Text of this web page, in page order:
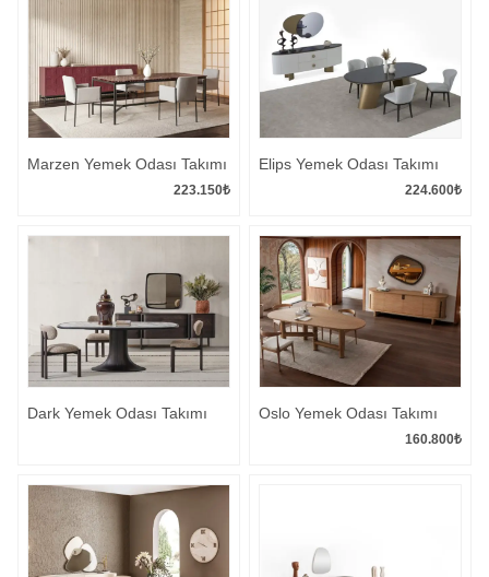
Marzen Yemek Odası Takımı
223.150₺
Elips Yemek Odası Takımı
224.600₺
Dark Yemek Odası Takımı Oslo Yemek Odası Takımı
160.800₺